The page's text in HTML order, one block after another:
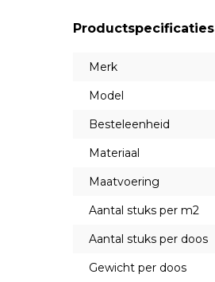
Productspecificaties
Merk
Model
Besteleenheid
Materiaal
Maatvoering
Aantal stuks per m2
Aantal stuks per doos
Gewicht per doos